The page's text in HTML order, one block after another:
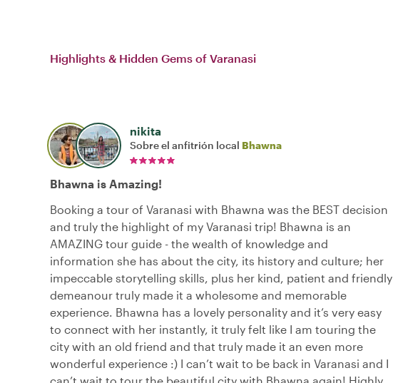
Highlights & Hidden Gems of Varanasi
nikita
Sobre el anfitrión local Bhawna
Bhawna is Amazing!
Booking a tour of Varanasi with Bhawna was the BEST decision
and truly the highlight of my Varanasi trip! Bhawna is an
AMAZING tour guide - the wealth of knowledge and
information she has about the city, its history and culture; her
impeccable storytelling skills, plus her kind, patient and friendly
demeanour truly made it a wholesome and memorable
experience. Bhawna has a lovely personality and it’s very easy
to connect with her instantly, it truly felt like I am touring the
city with an old friend and that truly made it an even more
wonderful experience :) I can’t wait to be back in Varanasi and I